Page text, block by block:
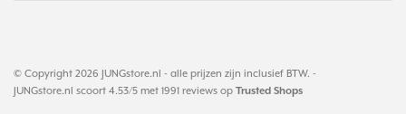
© Copyright 2026 JUNGstore.nl - alle prijzen zijn inclusief BTW. -
JUNGstore.nl scoort 4.53/5 met 1991 reviews op Trusted Shops